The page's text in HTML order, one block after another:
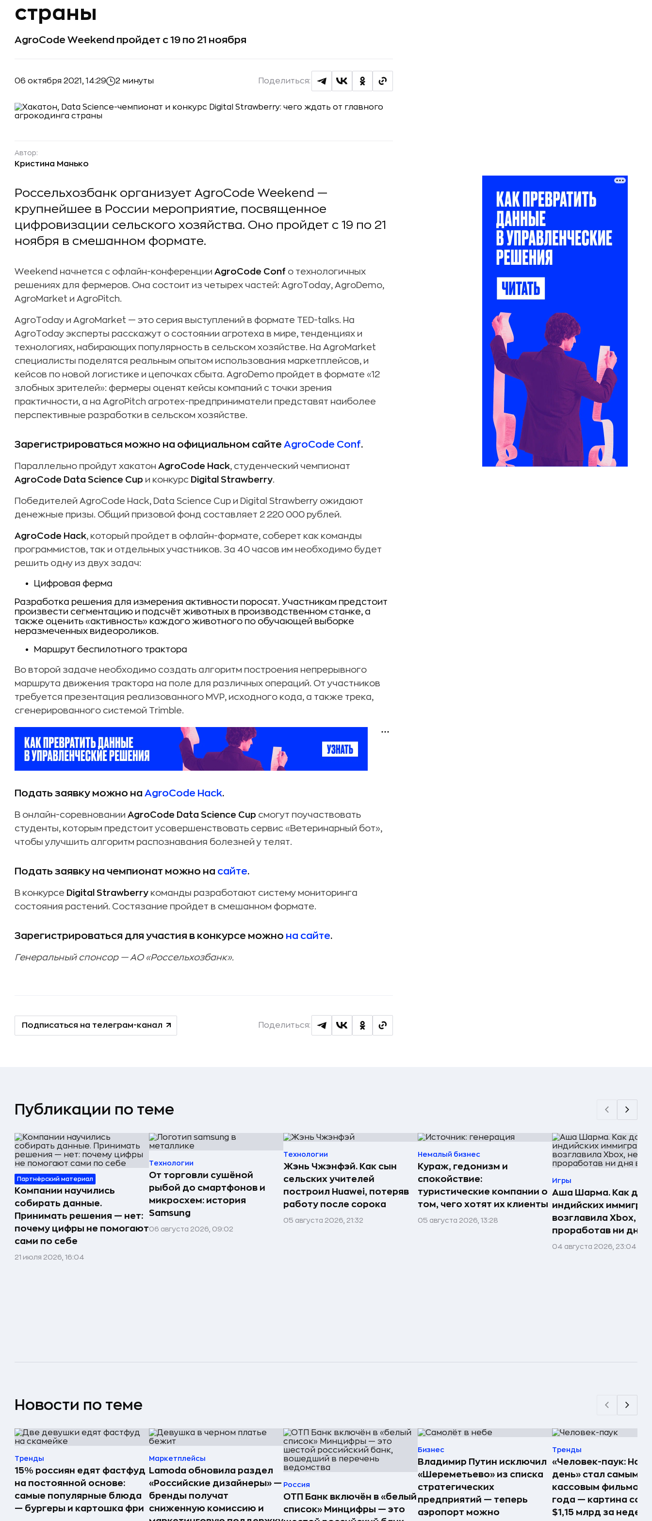
страны
AgroCode Weekend пройдет с 19 по 21 ноября
06 октября 2021, 14:29 2 минуты Поделиться:
Автор:
Кристина Манько
Россельхозбанк организует AgroCode Weekend —
крупнейшее в России мероприятие, посвященное
цифровизации сельского хозяйства. Оно пройдет с 19 по 21
ноября в смешанном формате.
Weekend начнется с офлайн-конференции AgroCode Conf о технологичных
решениях для фермеров. Она состоит из четырех частей: AgroToday, AgroDemo,
AgroMarket и AgroPitch.
AgroToday и AgroMarket — это серия выступлений в формате TED-talks. На
AgroToday эксперты расскажут о состоянии агротеха в мире, тенденциях и
технологиях, набирающих популярность в сельском хозяйстве. На AgroMarket
специалисты поделятся реальным опытом использования маркетплейсов, и
кейсов по новой логистике и цепочках сбыта. AgroDemo пройдет в формате «12
злобных зрителей»: фермеры оценят кейсы компаний с точки зрения
практичности, а на AgroPitch агротех-предприниматели представят наиболее
перспективные разработки в сельском хозяйстве.
Зарегистрироваться можно на официальном сайте AgroCode Conf.
Параллельно пройдут хакатон AgroCode Hack, студенческий чемпионат
AgroCode Data Science Cup и конкурс Digital Strawberry.
Победителей AgroCode Hack, Data Science Cup и Digital Strawberry ожидают
денежные призы. Общий призовой фонд составляет 2 220 000 рублей.
AgroCode Hack, который пройдет в офлайн-формате, соберет как команды
программистов, так и отдельных участников. За 40 часов им необходимо будет
решить одну из двух задач:
Цифровая ферма
Разработка решения для измерения активности поросят. Участникам предстоит
произвести сегментацию и подсчёт животных в производственном станке, а
также оценить «активность» каждого животного по обучающей выборке
неразмеченных видеороликов.
Маршрут беспилотного трактора
Во второй задаче необходимо создать алгоритм построения непрерывного
маршрута движения трактора на поле для различных операций. От участников
требуется презентация реализованного MVP, исходного кода, а также трека,
сгенерированного системой Trimble.
Подать заявку можно на AgroCode Hack.
В онлайн-соревновании AgroCode Data Science Cup смогут поучаствовать
студенты, которым предстоит усовершенствовать сервис «Ветеринарный бот»,
чтобы улучшить алгоритм распознавания болезней у телят.
Подать заявку на чемпионат можно на сайте.
В конкурсе Digital Strawberry команды разработают систему мониторинга
состояния растений. Состязание пройдет в смешанном формате.
Зарегистрироваться для участия в конкурсе можно на сайте.
Генеральный спонсор — АО «Россельхозбанк».
Подписаться на телеграм-канал Поделиться:
Публикации по теме
Партнёрский материал
Компании научились
собирать данные.
Принимать решения — нет:
почему цифры не помогают
сами по себе
21 июля 2026, 16:04
Технологии
От торговли сушёной
рыбой до смартфонов и
микросхем: история
Samsung
06 августа 2026, 09:02
Технологии
Жэнь Чжэнфэй. Как сын
сельских учителей
построил Huawei, потеряв
работу после сорока
05 августа 2026, 21:32
Немалый бизнес
Кураж, гедонизм и
спокойствие:
туристические компании о
том, чего хотят их клиенты
05 августа 2026, 13:28
Игры
Аша Шарма. Как
индийских
возглавила Xbox, не
проработав ни дня
04 августа 2026, 23:04
Новости по теме
Тренды
15% россиян едят фастфуд
на постоянной основе:
самые популярные блюда
— бургеры и картошка фри
Маркетплейсы
Lamoda обновила раздел
«Российские дизайнеры» —
бренды получат
сниженную комиссию и
Россия
ОТП Банк включён в «белый
список» Минцифры — это
Бизнес
Владимир Путин исключил
«Шереметьево» из списка
стратегических
предприятий — теперь
аэропорт можно
Тренды
«Человек-паук:
день» стал самым
кассовым фильмом
года — картина
$1,15 млрд за